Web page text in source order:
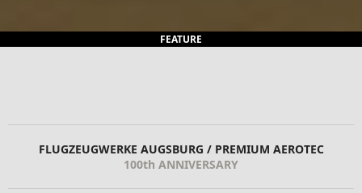
FEATURE
FLUGZEUGWERKE AUGSBURG / PREMIUM AEROTEC
100th ANNIVERSARY